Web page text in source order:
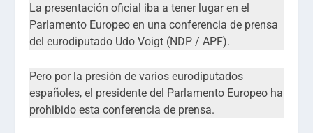
La presentación oficial iba a tener lugar en el
Parlamento Europeo en una conferencia de prensa
del eurodiputado Udo Voigt (NDP / APF).
Pero por la presión de varios eurodiputados
españoles, el presidente del Parlamento Europeo ha
prohibido esta conferencia de prensa.